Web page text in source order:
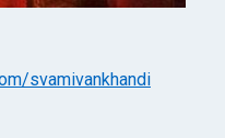
svamivankhandi